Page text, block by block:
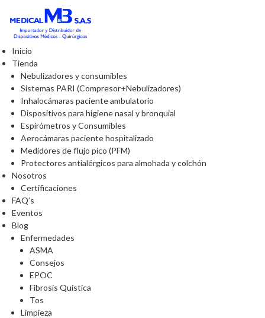
Inicio
Tienda
Nebulizadores y consumibles
Sistemas PARI (Compresor+Nebulizadores)
Inhalocámaras paciente ambulatorio
Dispositivos para higiene nasal y bronquial
Espirómetros y Consumibles
Aerocámaras paciente hospitalizado
Medidores de flujo pico (PFM)
Protectores antialérgicos para almohada y colchón
Nosotros
Certificaciones
FAQ’s
Eventos
Blog
Enfermedades
ASMA
Consejos
EPOC
Fibrosis Quística
Tos
Limpieza